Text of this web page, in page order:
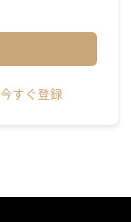
今すぐ登録